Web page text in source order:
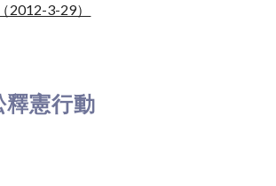
2012-3-29）
釋憲行動